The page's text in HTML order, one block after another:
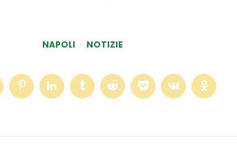
NAPOLI NOTIZIE